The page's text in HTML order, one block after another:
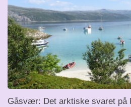
Gåsvær: Det arktiske svaret på